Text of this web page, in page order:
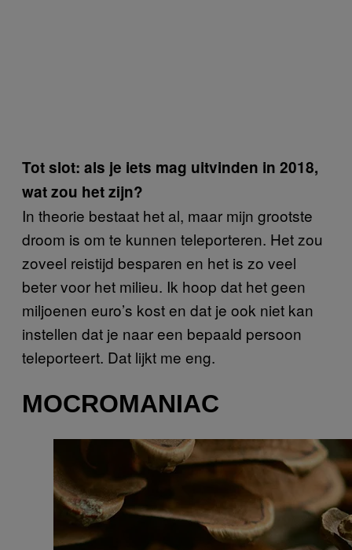
Tot slot: als je iets mag uitvinden in 2018,
wat zou het zijn?
In theorie bestaat het al, maar mijn grootste
droom is om te kunnen teleporteren. Het zou
zoveel reistijd besparen en het is zo veel
beter voor het milieu. Ik hoop dat het geen
miljoenen euro’s kost en dat je ook niet kan
instellen dat je naar een bepaald persoon
teleporteert. Dat lijkt me eng.
MOCROMANIAC